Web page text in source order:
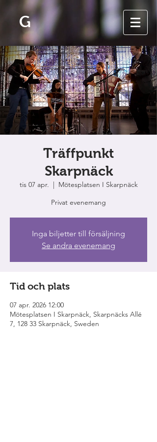
G
Träffpunkt
Skarpnäck
tis 07 apr.
  |
Mötesplatsen I Skarpnäck
Privat evenemang
Inga biljetter till försäljning
Se andra evenemang
Tid och plats
07 apr. 2026 12:00
Mötesplatsen I Skarpnäck, Skarpnäcks Allé
7, 128 33 Skarpnäck, Sweden